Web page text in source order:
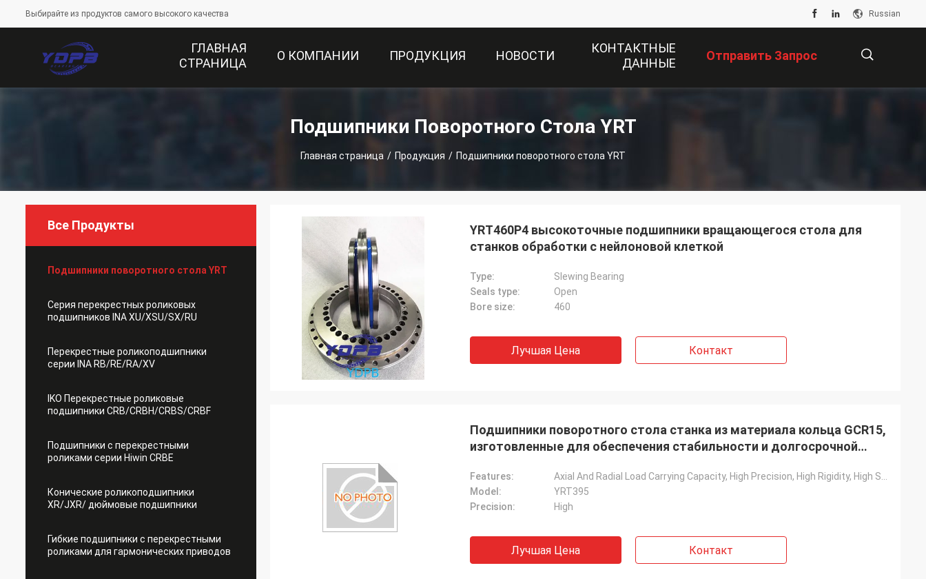
Выбирайте из продуктов самого высокого качества Russian
ГЛАВНАЯ
СТРАНИЦА
О КОМПАНИИ ПРОДУКЦИЯ НОВОСТИ
КОНТАКТНЫЕ
ДАННЫЕ
Отправить Запрос
Подшипники Поворотного Стола YRT
Главная страница / Продукция / Подшипники поворотного стола YRT
Все Продукты
Подшипники поворотного стола YRT
Серия перекрестных роликовых
подшипников INA XU/XSU/SX/RU
Перекрестные роликоподшипники
серии INA RB/RE/RA/XV
IKO Перекрестные роликовые
подшипники CRB/CRBH/CRBS/CRBF
Подшипники с перекрестными
роликами серии Hiwin CRBE
Конические роликоподшипники
XR/JXR/ дюймовые подшипники
Гибкие подшипники с перекрестными
роликами для гармонических приводов
YRT460P4 высокоточные подшипники вращающегося стола для
станков обработки с нейлоновой клеткой
Type:
Slewing Bearing
Seals type:
Open
Bore size:
460
Лучшая Цена Контакт
Подшипники поворотного стола станка из материала кольца GCR15,
изготовленные для обеспечения стабильности и долгосрочной
Features:
Model:
YRT395
Precision:
High
Лучшая Цена Контакт